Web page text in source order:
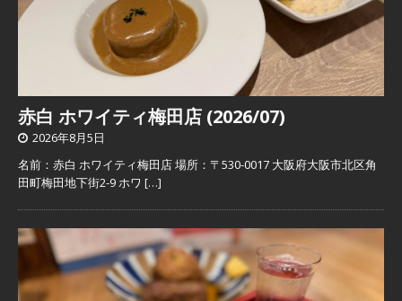
赤白 ホワイティ梅田店 (2026/07)
2026年8月5日
名前：赤白 ホワイティ梅田店 場所：〒530-0017 大阪府大阪市北区角
田町梅田地下街2-9 ホワ […]